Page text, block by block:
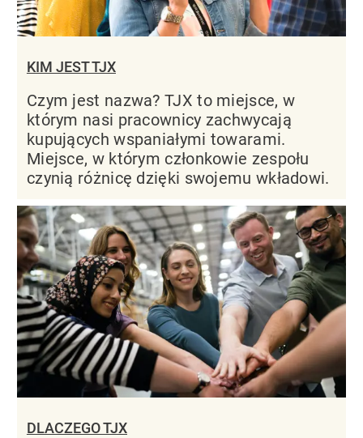
KIM JEST TJX
Czym jest nazwa? TJX to miejsce, w
którym nasi pracownicy zachwycają
kupujących wspaniałymi towarami.
Miejsce, w którym członkowie zespołu
czynią różnicę dzięki swojemu wkładowi.
DLACZEGO TJX